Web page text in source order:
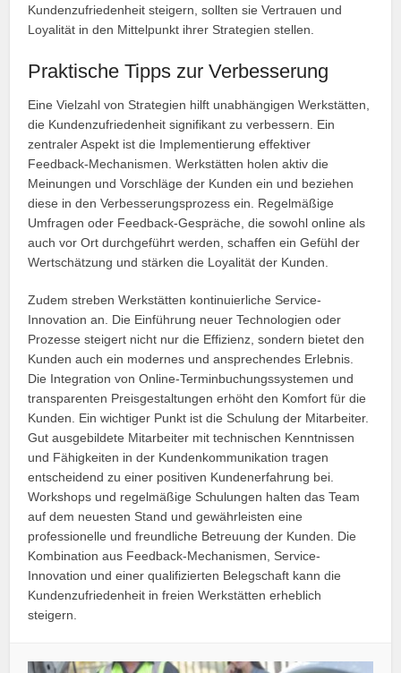
Kundenzufriedenheit steigern, sollten sie Vertrauen und
Loyalität in den Mittelpunkt ihrer Strategien stellen.
Praktische Tipps zur Verbesserung
Eine Vielzahl von Strategien hilft unabhängigen Werkstätten,
die Kundenzufriedenheit signifikant zu verbessern. Ein
zentraler Aspekt ist die Implementierung effektiver
Feedback-Mechanismen. Werkstätten holen aktiv die
Meinungen und Vorschläge der Kunden ein und beziehen
diese in den Verbesserungsprozess ein. Regelmäßige
Umfragen oder Feedback-Gespräche, die sowohl online als
auch vor Ort durchgeführt werden, schaffen ein Gefühl der
Wertschätzung und stärken die Loyalität der Kunden.
Zudem streben Werkstätten kontinuierliche Service-
Innovation an. Die Einführung neuer Technologien oder
Prozesse steigert nicht nur die Effizienz, sondern bietet den
Kunden auch ein modernes und ansprechendes Erlebnis.
Die Integration von Online-Terminbuchungssystemen und
transparenten Preisgestaltungen erhöht den Komfort für die
Kunden. Ein wichtiger Punkt ist die Schulung der Mitarbeiter.
Gut ausgebildete Mitarbeiter mit technischen Kenntnissen
und Fähigkeiten in der Kundenkommunikation tragen
entscheidend zu einer positiven Kundenerfahrung bei.
Workshops und regelmäßige Schulungen halten das Team
auf dem neuesten Stand und gewährleisten eine
professionelle und freundliche Betreuung der Kunden. Die
Kombination aus Feedback-Mechanismen, Service-
Innovation und einer qualifizierten Belegschaft kann die
Kundenzufriedenheit in freien Werkstätten erheblich
steigern.